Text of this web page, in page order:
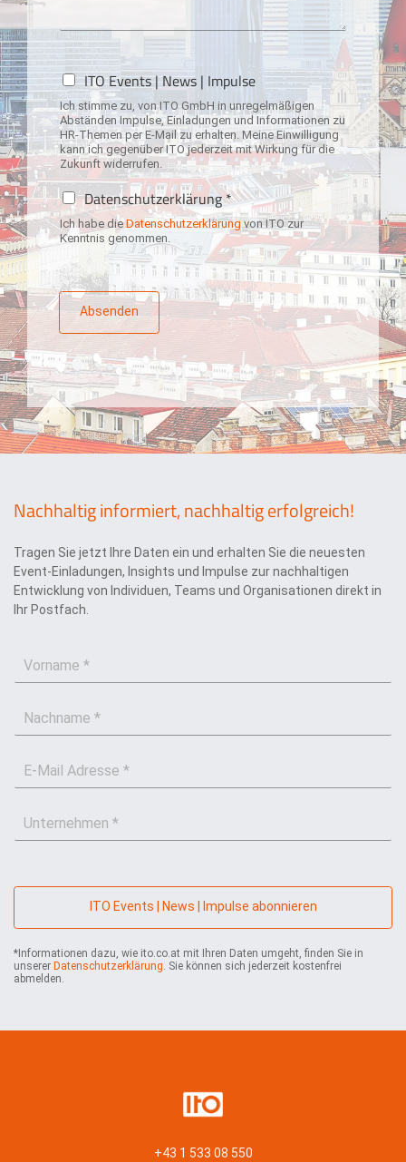
N
e
w
s
l
e
t
t
e
r
A
n
m
e
l
d
u
n
g
ITO Events | News | Impulse
Ich stimme zu, von ITO GmbH in unregelmäßigen
Abständen Impulse, Einladungen und Informationen zu
HR-Themen per E-Mail zu erhalten. Meine Einwilligung
kann ich gegenüber ITO jederzeit mit Wirkung für die
Zukunft widerrufen.
D
a
t
e
n
s
c
h
t
z
e
r
k
l
u
n
g
*
Datenschutzerklärung *
Ich habe dieDatenschutzerklärungvon ITO zur
Kenntnis genommen.
Absenden
Nachhaltig informiert, nachhaltig erfolgreich!
Tragen Sie jetzt Ihre Daten ein und erhalten Sie die neuesten
Event-Einladungen, Insights und Impulse zur nachhaltigen
Entwicklung von Individuen, Teams und Organisationen direkt in
Ihr Postfach.
a
*
n
m
e
i
r
e
m
e
ITO Events | News | Impulse abonnieren
*Informationen dazu, wie ito.co.at mit Ihren Daten umgeht, finden Sie in
unserer Datenschutzerklärung . Sie können sich jederzeit kostenfrei
abmelden.
+43 1 533 08 550